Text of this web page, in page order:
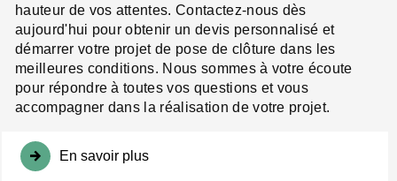
hauteur de vos attentes. Contactez-nous dès
aujourd'hui pour obtenir un devis personnalisé et
démarrer votre projet de pose de clôture dans les
meilleures conditions. Nous sommes à votre écoute
pour répondre à toutes vos questions et vous
accompagner dans la réalisation de votre projet.
En savoir plus